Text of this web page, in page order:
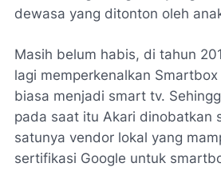
dewasa yang ditonton oleh
Masih belum habis, di tahun
lagi memperkenalkan
biasa menjadi smart tv.
pada saat itu Akari dinobatkan
satunya vendor lokal yang
sertifikasi Google untuk